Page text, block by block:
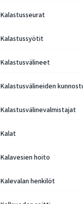
Kalastusseurat
Kalastussyötit
Kalastusvälineet
Kalastusvälineiden
Kalastusvälinevalmistajat
Kalat
Kalavesien hoito
Kalevalan henkilöt